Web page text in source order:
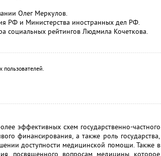
Олег Меркулов.
РФ и Министерства иностранных дел РФ.
социальных рейтингов Людмила Кочеткова.
пользователей.
эффективных схем государственно-частного
финансирования, а также роль государства,
доступности медицинской помощи. Также в
посвященного вопросам медицины, которое